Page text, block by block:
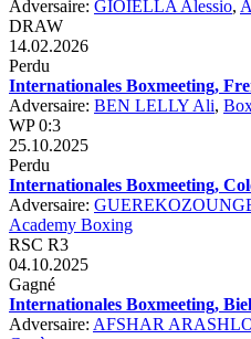
Adversaire: GIOIELLA Alessio,
DRAW
14.02.2026
Perdu
Internationales Boxmeeting,
Adversaire: BEN LELLY Ali,
WP 0:3
25.10.2025
Perdu
Internationales Boxmeeting,
Adversaire:
Academy Boxing
RSC R3
04.10.2025
Gagné
Internationales Boxmeeting, Biel
Adversaire: AFSHAR